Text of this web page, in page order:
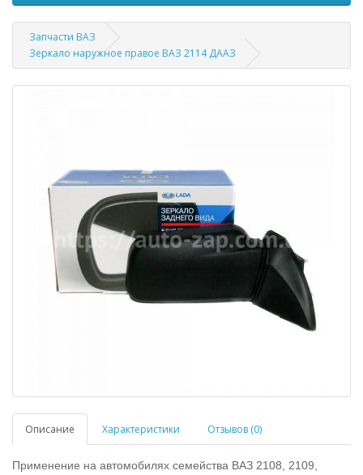
Запчасти ВАЗ
Зеркало наружное правое ВАЗ 2114 ДААЗ
Описание Характеристики Отзывов (0)
Применение на автомобилях семейства ВАЗ 2108, 2109,